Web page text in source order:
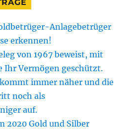
Anlagebetrüger
erkennen!
von 1967 beweist, mit
Ihr Vermögen geschützt.
immer näher und die
noch als
auf.
2020 Gold und Silber